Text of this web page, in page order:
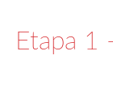
Etapa 1